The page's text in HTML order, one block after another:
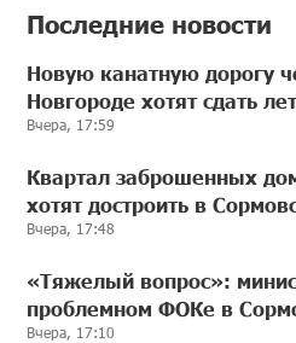
Последние новости
Новую канатную дорогу
Новгороде хотят сдать
Вчера, 17:59
Квартал заброшенных
хотят достроить в
Вчера, 17:48
«Тяжелый вопрос»:
проблемном ФОКе в
Вчера, 17:10